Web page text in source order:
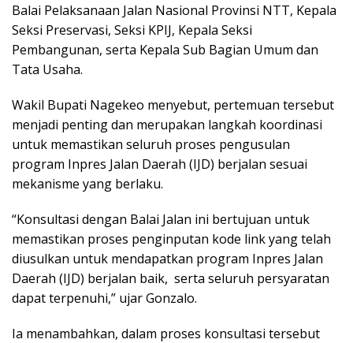
Balai Pelaksanaan Jalan Nasional Provinsi NTT, Kepala
Seksi Preservasi, Seksi KPIJ, Kepala Seksi
Pembangunan, serta Kepala Sub Bagian Umum dan
Tata Usaha.
Wakil Bupati Nagekeo menyebut, pertemuan tersebut
menjadi penting dan merupakan langkah koordinasi
untuk memastikan seluruh proses pengusulan
program Inpres Jalan Daerah (IJD) berjalan sesuai
mekanisme yang berlaku.
“Konsultasi dengan Balai Jalan ini bertujuan untuk
memastikan proses penginputan kode link yang telah
diusulkan untuk mendapatkan program Inpres Jalan
Daerah (IJD) berjalan baik, serta seluruh persyaratan
dapat terpenuhi,” ujar Gonzalo.
Ia menambahkan, dalam proses konsultasi tersebut